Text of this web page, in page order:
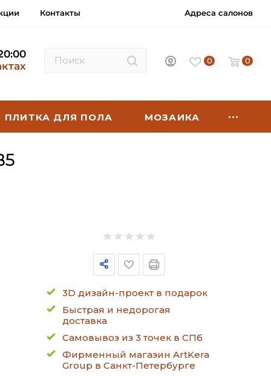
Контакты Адреса салонов
0 0
ПЛИТКА ДЛЯ ПОЛА МОЗАИКА
3D дизайн-проект в подарок
Быстрая и недорогая
доставка
Самовывоз из 3 точек в СПб
Фирменный магазин ArtKera
Group в Санкт-Петербурге